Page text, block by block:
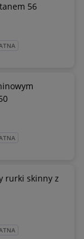
56
rurki skinny z